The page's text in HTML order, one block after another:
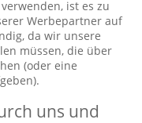
ist es zu
Werbepartner auf
da wir unsere
müssen, die über
(oder eine
uns und